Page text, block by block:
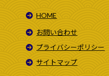
HOME
お問い合わせ
プライバシーポリシー
サイトマップ